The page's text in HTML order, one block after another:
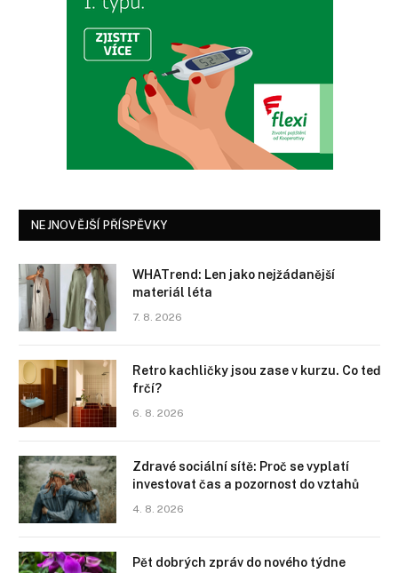
NEJNOVĚJŠÍ PŘÍSPĚVKY
WHATrend: Len jako nejžádanější
materiál léta
7. 8. 2026
Retro kachličky jsou zase v kurzu. Co teď
frčí?
6. 8. 2026
Zdravé sociální sítě: Proč se vyplatí
investovat čas a pozornost do vztahů
4. 8. 2026
Pět dobrých zpráv do nového týdne